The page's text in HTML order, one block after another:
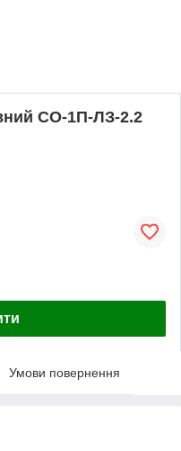
СО-1П-ЛЗ-2.2
Умови повернення